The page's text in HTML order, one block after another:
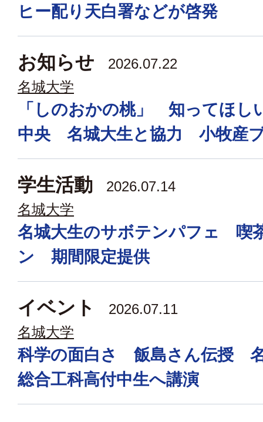
ヒー配り天白署などが啓発
お知らせ
2026.07.22
名城大学
「しのおかの桃」 知ってほ
中央 名城大生と協力 小牧産
学生活動
2026.07.14
名城大学
名城大生のサボテンパフェ 喫
ン 期間限定提供
イベント
2026.07.11
名城大学
科学の面白さ 飯島さん伝授
総合工科高付中生へ講演